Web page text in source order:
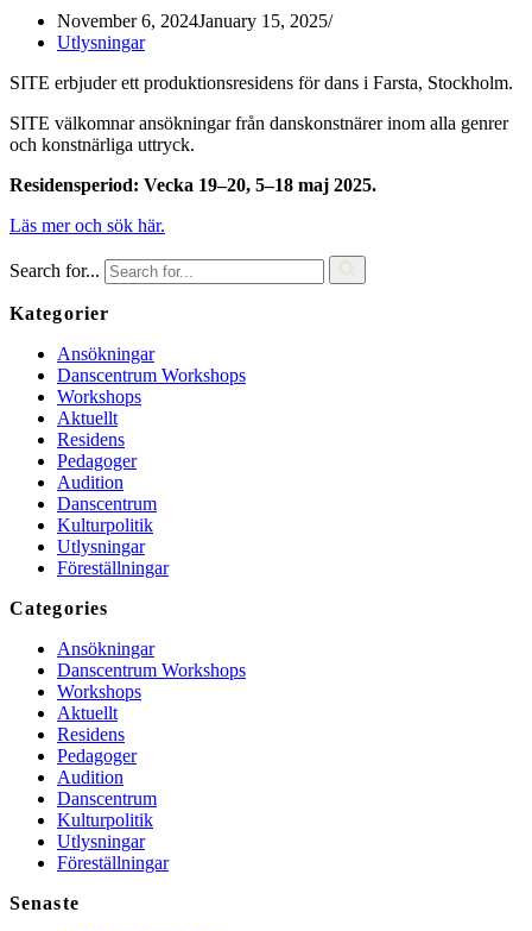
November 6, 2024January 15, 2025
Utlysningar
SITE erbjuder ett produktionsresidens för dans i Farsta, Stockholm.
SITE välkomnar ansökningar från danskonstnärer inom alla genrer
och konstnärliga uttryck.
Residensperiod: Vecka 19–20, 5–18 maj 2025.
Läs mer och sök här.
Search for...
Kategorier
Ansökningar
Danscentrum Workshops
Workshops
Aktuellt
Residens
Pedagoger
Audition
Danscentrum
Kulturpolitik
Utlysningar
Föreställningar
Categories
Ansökningar
Danscentrum Workshops
Workshops
Aktuellt
Residens
Pedagoger
Audition
Danscentrum
Kulturpolitik
Utlysningar
Föreställningar
Senaste